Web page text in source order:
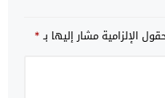
الإلزامية مشار إليها بـ*